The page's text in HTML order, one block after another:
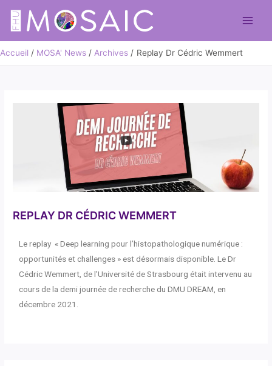
Accueil MOSA' News Archives Replay Dr Cédric Wemmert
REPLAY DR CÉDRIC WEMMERT
Le replay « Deep learning pour l’histopathologique numérique :
opportunités et challenges » est désormais disponible. Le Dr
Cédric Wemmert, de l’Université de Strasbourg était intervenu au
cours de la demi journée de recherche du DMU DREAM, en
décembre 2021.